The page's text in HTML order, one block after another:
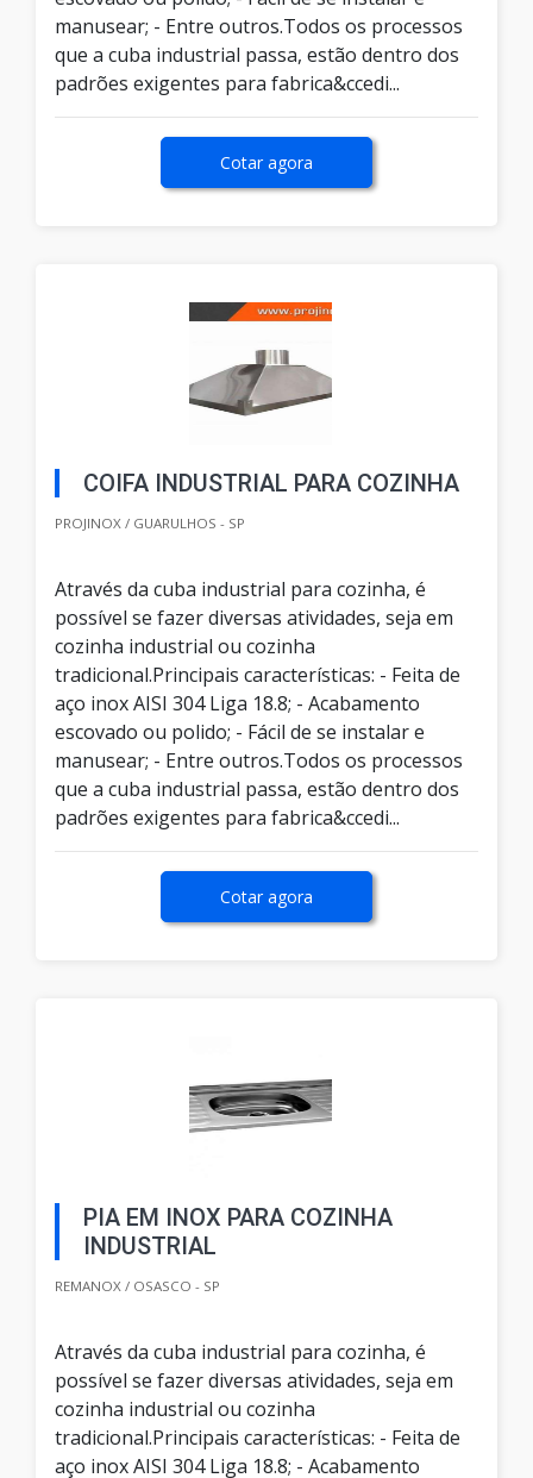
manusear; - Entre outros.Todos os processos
que a cuba industrial passa, estão dentro dos
padrões exigentes para fabrica&ccedi...
Cotar agora
COIFA INDUSTRIAL PARA COZINHA
PROJINOX / GUARULHOS - SP
Através da cuba industrial para cozinha, é
possível se fazer diversas atividades, seja em
cozinha industrial ou cozinha
tradicional.Principais características: - Feita de
aço inox AISI 304 Liga 18.8; - Acabamento
escovado ou polido; - Fácil de se instalar e
manusear; - Entre outros.Todos os processos
que a cuba industrial passa, estão dentro dos
padrões exigentes para fabrica&ccedi...
Cotar agora
PIA EM INOX PARA COZINHA
INDUSTRIAL
REMANOX / OSASCO - SP
Através da cuba industrial para cozinha, é
possível se fazer diversas atividades, seja em
cozinha industrial ou cozinha
tradicional.Principais características: - Feita de
aço inox AISI 304 Liga 18.8; - Acabamento